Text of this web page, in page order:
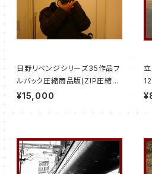
日野リベンジシリーズ35作品フ
ルバック圧縮商品版(ZIP圧縮７
５メガバイト)
¥15,000
12